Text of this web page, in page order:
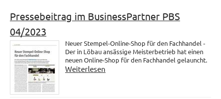
Pressebeitrag im BusinessPartner PBS
04/2023
Neuer Stempel-Online-Shop für den Fachhandel -
Der in Löbau ansässige Meisterbetrieb hat einen
neuen Online-Shop für den Fachhandel gelauncht.
Weiterlesen